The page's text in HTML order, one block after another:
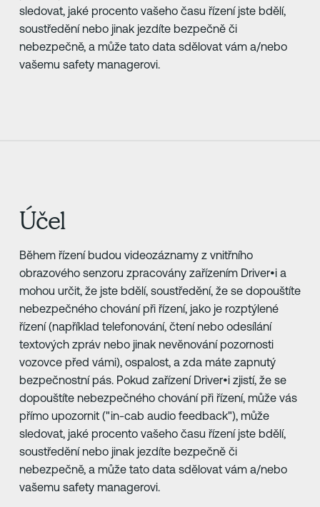
sledovat, jaké procento vašeho času řízení jste bdělí,
soustředění nebo jinak jezdíte bezpečně či
nebezpečně, a může tato data sdělovat vám a/nebo
vašemu safety managerovi.
Účel
Během řízení budou videozáznamy z vnitřního
obrazového senzoru zpracovány zařízením Driver•i a
mohou určit, že jste bdělí, soustředění, že se dopouštíte
nebezpečného chování při řízení, jako je rozptýlené
řízení (například telefonování, čtení nebo odesílání
textových zpráv nebo jinak nevěnování pozornosti
vozovce před vámi), ospalost, a zda máte zapnutý
bezpečnostní pás. Pokud zařízení Driver•i zjistí, že se
dopouštíte nebezpečného chování při řízení, může vás
přímo upozornit ("in-cab audio feedback"), může
sledovat, jaké procento vašeho času řízení jste bdělí,
soustředění nebo jinak jezdíte bezpečně či
nebezpečně, a může tato data sdělovat vám a/nebo
vašemu safety managerovi.